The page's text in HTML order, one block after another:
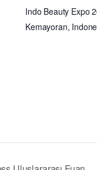
Indo Beauty Expo
Kemayoran,